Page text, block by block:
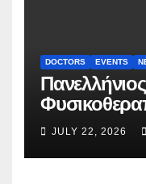
DOCTORS EVENTS
προτάσεις
τον
JULY 22, 2026